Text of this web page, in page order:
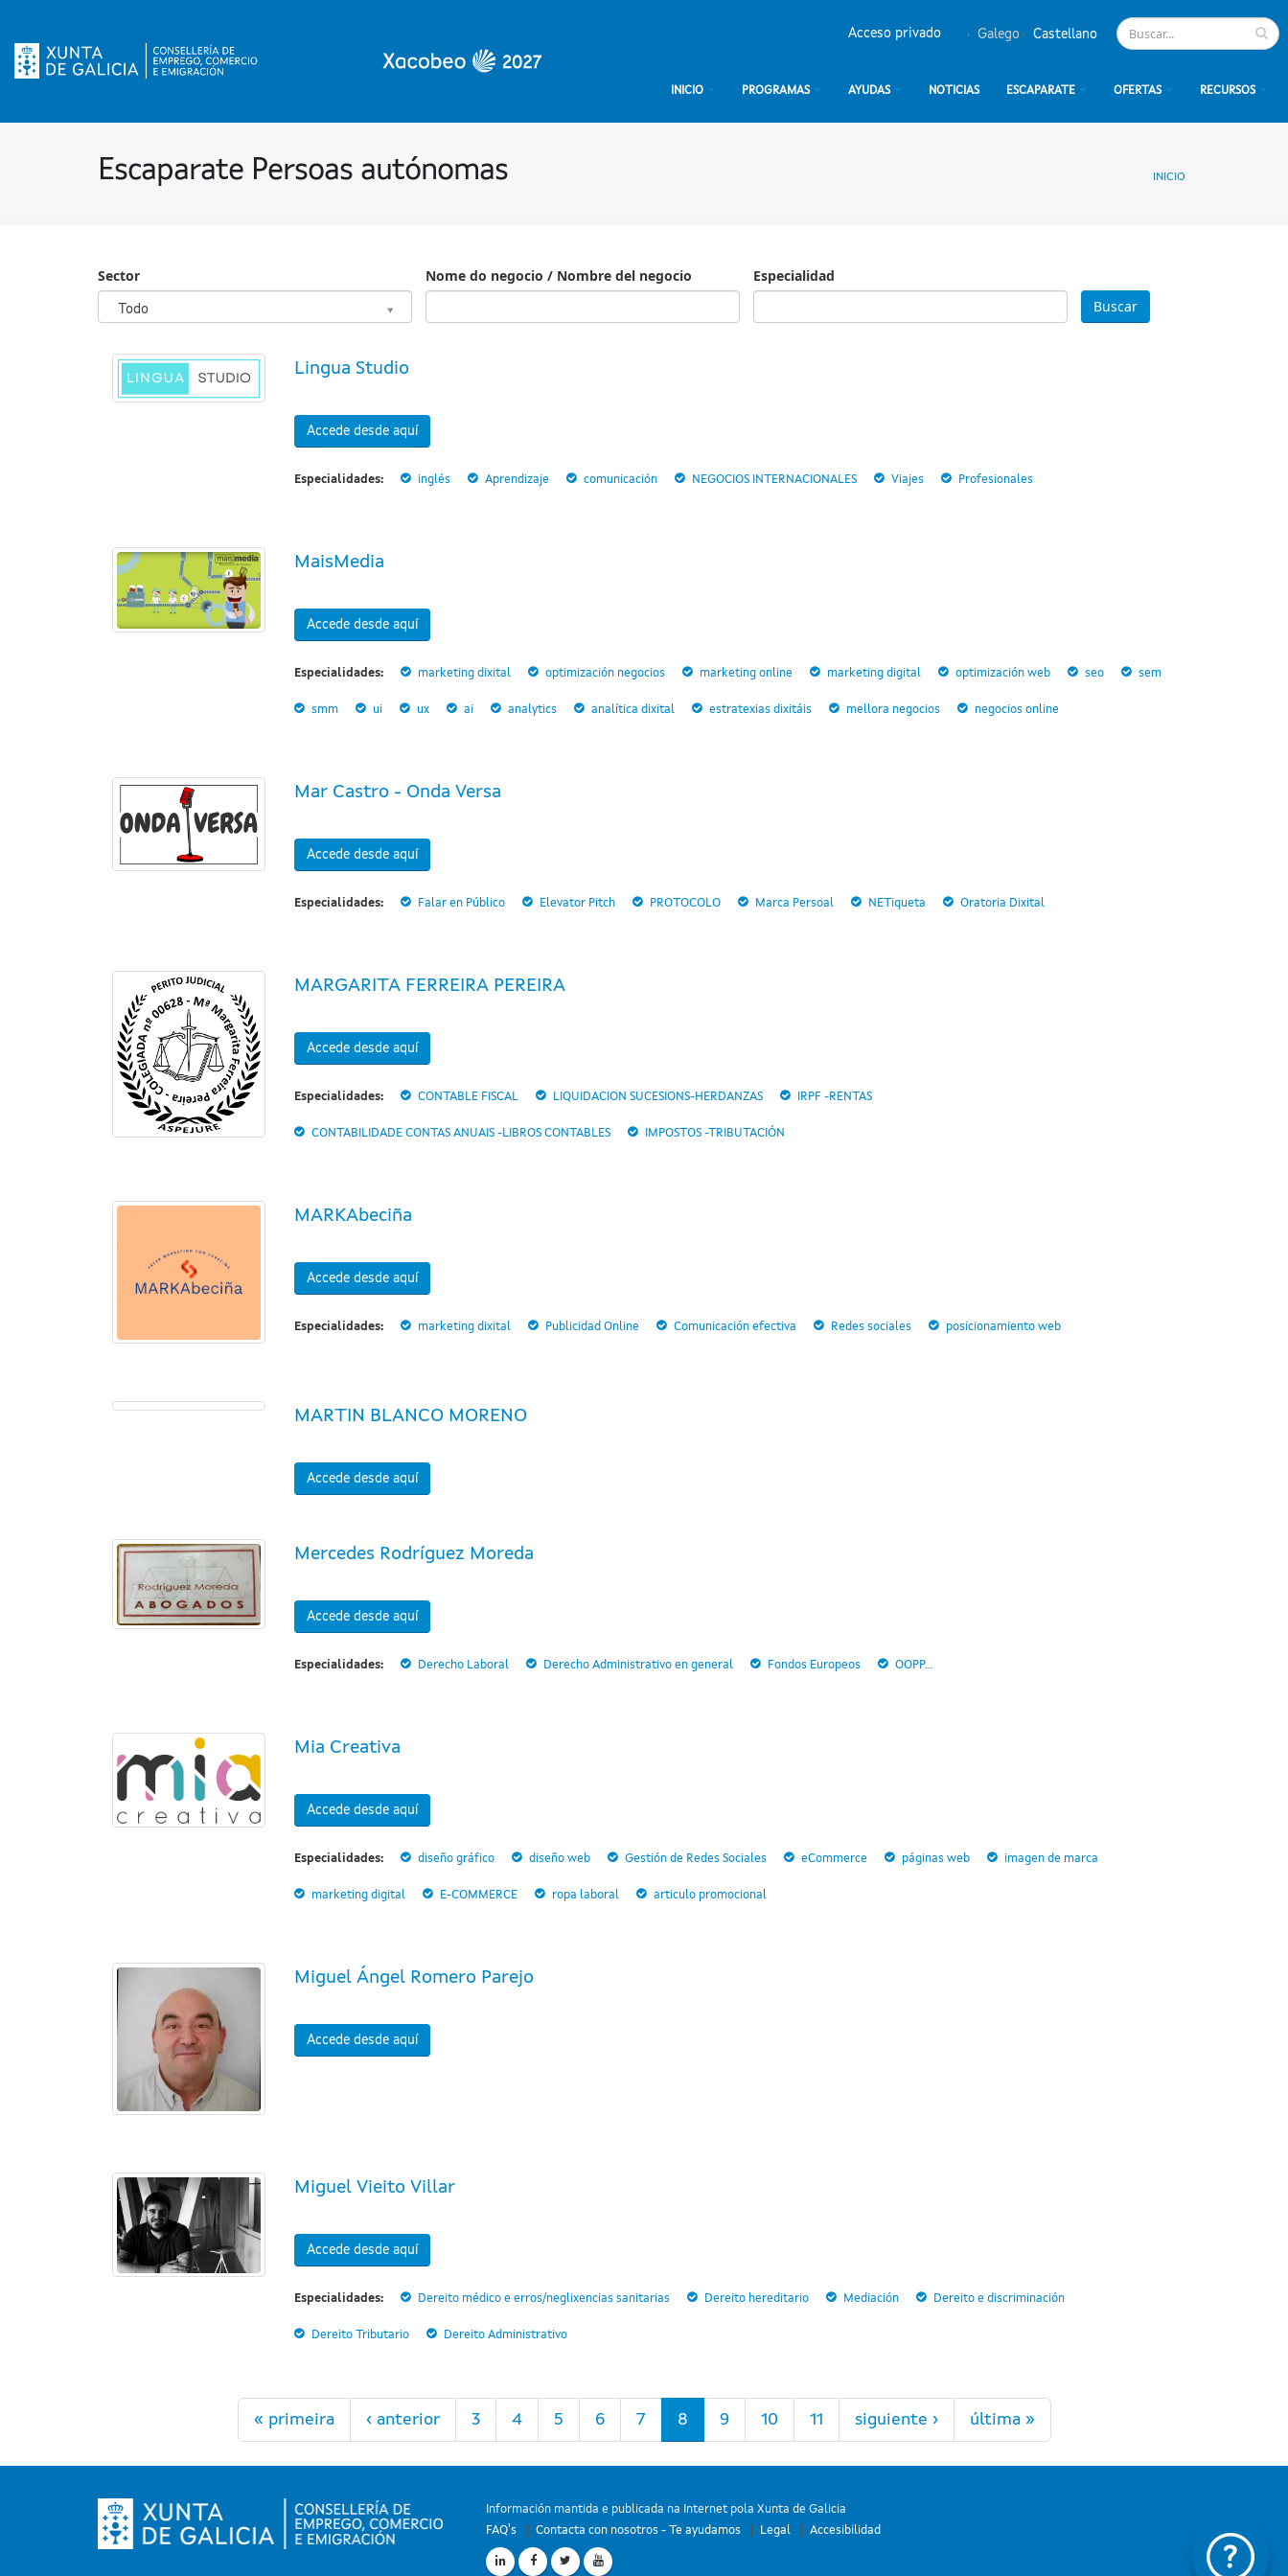
Galego Castellano
Acceso privado
INICIO PROGRAMAS AYUDAS NOTICIAS ESCAPARATE OFERTAS RECURSOS
Escaparate Persoas autónomas INICIO
Sector
Todo
Sector
Nome do negocio / Nombre del negocio
Especialidad
Lingua Studio
Accede desde aquí
Especialidades: inglés Aprendizaje comunicación NEGOCIOS INTERNACIONALES Viajes Profesionales
MaisMedia
Accede desde aquí
Especialidades: marketing dixital optimización negocios marketing online marketing digital optimización web seo sem
smm ui ux ai analytics analítica dixital estratexias dixitáis mellora negocios negocios online
Mar Castro - Onda Versa
Accede desde aquí
Especialidades: Falar en Público Elevator Pitch PROTOCOLO Marca Persoal NETiqueta Oratoria Dixital
MARGARITA FERREIRA PEREIRA
Accede desde aquí
Especialidades: CONTABLE FISCAL LIQUIDACION SUCESIONS-HERDANZAS IRPF -RENTAS
CONTABILIDADE CONTAS ANUAIS -LIBROS CONTABLES IMPOSTOS -TRIBUTACIÓN
MARKAbeciña
Accede desde aquí
Especialidades: marketing dixital Publicidad Online Comunicación efectiva Redes sociales posicionamiento web
MARTIN BLANCO MORENO
Accede desde aquí
Mercedes Rodríguez Moreda
Accede desde aquí
Especialidades: Derecho Laboral Derecho Administrativo en general Fondos Europeos OOPP...
Mia Creativa
Accede desde aquí
Especialidades: diseño gráfico diseño web Gestión de Redes Sociales eCommerce páginas web imagen de marca
marketing digital E-COMMERCE ropa laboral articulo promocional
Miguel Ángel Romero Parejo
Accede desde aquí
Miguel Vieito Villar
Accede desde aquí
Especialidades: Dereito médico e erros/neglixencias sanitarias Dereito hereditario Mediación Dereito e discriminación
Dereito Tributario Dereito Administrativo
« primeira ‹ anterior 3 4 5 6 7 8 9 10 11 siguiente › última »
Información mantida e publicada na Internet pola Xunta de Galicia
FAQ's
Contacta con nosotros - Te ayudamos Legal Accesibilidad